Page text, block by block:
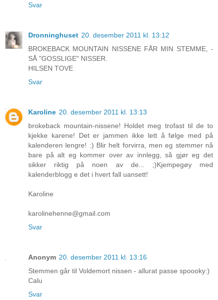
Svar
Dronninghuset 20. desember 2011 kl. 13:12
BROKEBACK MOUNTAIN NISSENE FÅR MIN STEMME, -
SÅ "GOSSLIGE" NISSER.
HILSEN TOVE
Svar
Karoline 20. desember 2011 kl. 13:13
brokeback mountain-nissene! Holdet meg trofast til de to
kjekke karene! Det er jammen ikke lett å følge med på
kalenderen lengre! :) Blir helt forvirra, men eg stemmer nå
bare på alt eg kommer over av innlegg, så gjør eg det
sikker riktig på noen av de... ;)Kjempegøy med
kalenderblogg e det i hvert fall uansett!
Karoline
karolinehenne@gmail.com
Svar
Anonym 20. desember 2011 kl. 13:16
Stemmen går til Voldemort nissen - allurat passe spoooky:)
Calu
Svar